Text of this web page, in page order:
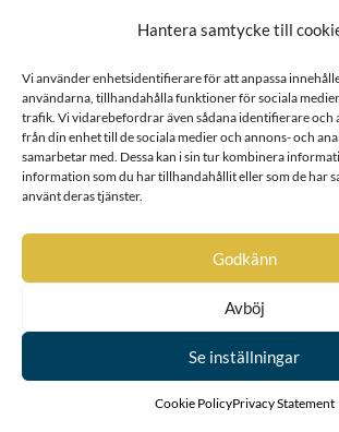
Hantera samtycke till
Vi använder enhetsidentifierare för att anpassa
användarna, tillhandahålla funktioner för sociala
trafik. Vi vidarebefordrar även sådana identifierare och
från din enhet till de sociala medier och annons- och
samarbetar med. Dessa kan i sin tur kombinera
information som du har tillhandahållit eller som de har
använt deras tjänster.
Godkänn
Avböj
Se inställningar
Cookie PolicyPrivacy Statement
Ehrenmarck
Ointroducerad
Ehrenprijs (Äreprijs
Ährenprijs)
Ointroducerad
Ehrenreuter
Ointroducerad
Ehrenroos
1900
Ehrenschantz
783
Ehrenskiöld
877
Ehrenskiöld
1192
Ehrenstedt
Ehrensteen
(652 ½)
Ehrenstéen
1242
Ehrenström
Ehrensvärd